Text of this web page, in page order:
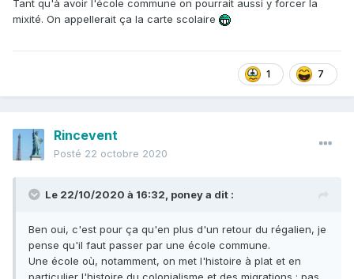
numériquement largement et s'imaginent alors relégués du
reste du pays. J'avais eu une discussion hallucinante avec
Maghrebins et d'afro-descendants en Belgique et puis on a
pris les 10 ou 15 plus grosses presses en tv et en papier. Et
portée de sa compréhension sans lui mettre les chiffres
sous le nez parce qu'il (et les autres) vivent dans des
braises là également, ainsi que les islamistes.
Tant qu'à avoir l'école commune on pourrait aussi y forcer la
mixité. On appellerait ça la carte scolaire
1 7
Rincevent
Posté 22 octobre 2020
Le 22/10/2020 à 16:32, poneya dit :
Ben oui, c'est pour ça qu'en plus d'un retour du régalien, je
pense qu'il faut passer par une école commune.
Une école où, notamment, on met l'histoire à plat et en